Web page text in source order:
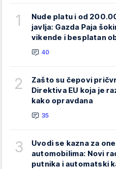
1
Nude platu i od
javlja: Gazda Paja
vikende i besplatan
40
2
Zašto su čepovi
Direktiva EU koja je
kako opravdana
35
3
Uvodi se kazna za
automobilima: Novi
putnika i automatski